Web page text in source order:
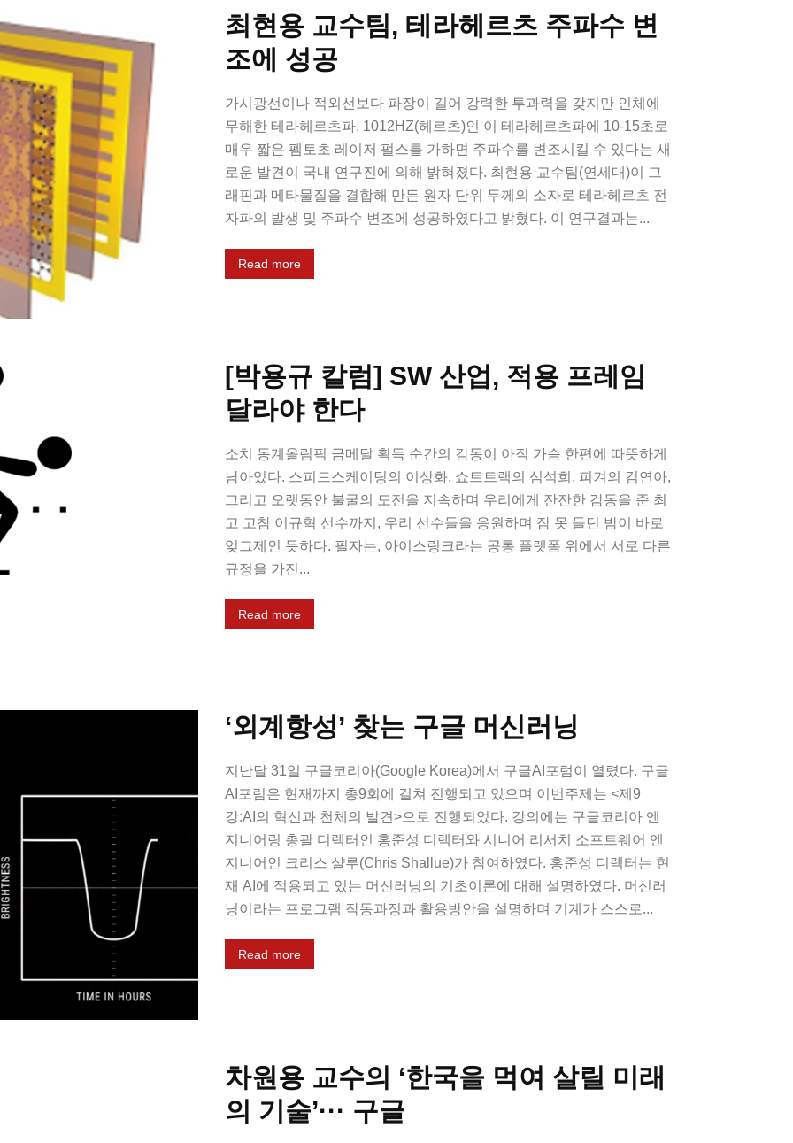
최현용 교수팀, 테라헤르츠 주파수 변
조에 성공
가시광선이나 적외선보다 파장이 길어 강력한 투과력을 갖지만 인체에
무해한 테라헤르츠파. 1012HZ(헤르츠)인 이 테라헤르츠파에 10-15초로
매우 짧은 펨토초 레이저 펄스를 가하면 주파수를 변조시킬 수 있다는 새
로운 발견이 국내 연구진에 의해 밝혀졌다. 최현용 교수팀(연세대)이 그
래핀과 메타물질을 결합해 만든 원자 단위 두께의 소자로 테라헤르츠 전
자파의 발생 및 주파수 변조에 성공하였다고 밝혔다. 이 연구결과는...
Read more
[박용규 칼럼] SW 산업, 적용 프레임
달라야 한다
소치 동계올림픽 금메달 획득 순간의 감동이 아직 가슴 한편에 따뜻하게
남아있다. 스피드스케이팅의 이상화, 쇼트트랙의 심석희, 피겨의 김연아,
그리고 오랫동안 불굴의 도전을 지속하며 우리에게 잔잔한 감동을 준 최
고 고참 이규혁 선수까지, 우리 선수들을 응원하며 잠 못 들던 밤이 바로
엊그제인 듯하다. 필자는, 아이스링크라는 공통 플랫폼 위에서 서로 다른
규정을 가진...
Read more
‘외계항성’ 찾는 구글 머신러닝
지난달 31일 구글코리아(Google Korea)에서 구글AI포럼이 열렸다. 구글
AI포럼은 현재까지 총9회에 걸쳐 진행되고 있으며 이번주제는 <제9
강:AI의 혁신과 천체의 발견>으로 진행되었다. 강의에는 구글코리아 엔
지니어링 총괄 디렉터인 홍준성 디렉터와 시니어 리서치 소프트웨어 엔
지니어인 크리스 샬루(Chris Shallue)가 참여하였다. 홍준성 디렉터는 현
재 AI에 적용되고 있는 머신러닝의 기초이론에 대해 설명하였다. 머신러
닝이라는 프로그램 작동과정과 활용방안을 설명하며 기계가 스스로...
Read more
차원용 교수의 ‘한국을 먹여 살릴 미래
의 기술’··· 구글